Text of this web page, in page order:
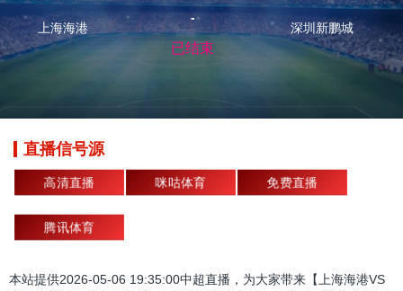
上海海港
-
已结束
深圳新鹏城
直播信号源
高清直播 咪咕体育 免费直播
腾讯体育
本站提供2026-05-06 19:35:00中超直播，为大家带来【上海海港VS